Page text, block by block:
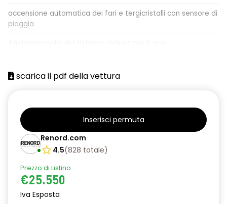
accensione automatica dei fari e tergicristalli con sensore di
pioggia
posteriori
alzacristalli anteriori elettrici impulsionali
alzacristalli posteriori elettrici impulsionali
assistenza alla partenza in salita
blind spot warning and rear detection with emergency lane
keeping assist
caricatore smartphone a induzione
scarica il pdf della vettura
Inserisci permuta
Renord.com
4.5(828 totale)
Prezzo di Listino
€25.550
Iva Esposta